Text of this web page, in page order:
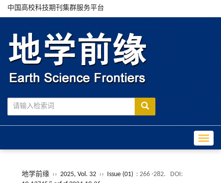
中国高校科技期刊集群服务平台
地学前缘 ›› 2025, Vol. 32 ›› Issue (01) : 266 -282.
DOI: